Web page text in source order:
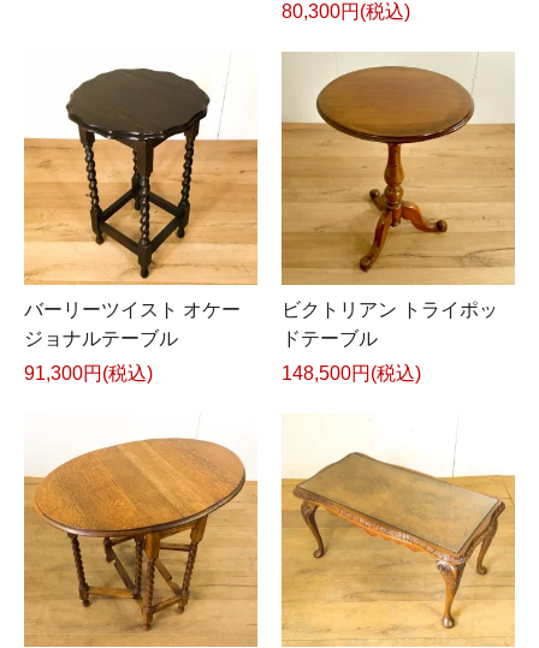
80,300円(税込)
バーリーツイスト オケー
ジョナルテーブル
91,300円(税込)
ビクトリアン トライポッ
ドテーブル
148,500円(税込)